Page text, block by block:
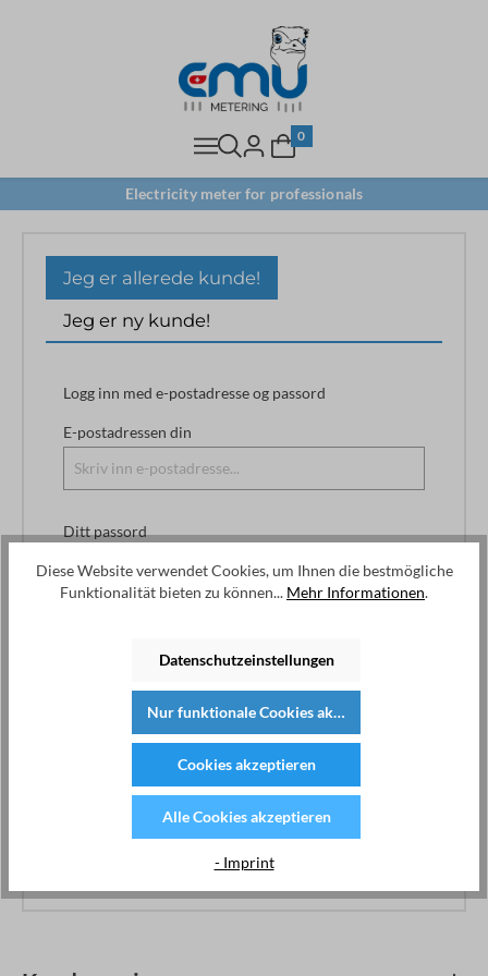
0
Electricity meter for professionals
Jeg er allerede kunde!
Jeg er ny kunde!
Logg inn med e-postadresse og passord
E-postadressen din
Ditt passord
Express shopping
Lagre data og innstillinger
Bestillingsoversikt og forsendelsesinformasjon
Administrer abonnementet på nyhetsbrevet
Diese Website verwendet Cookies, um Ihnen die bestmögliche
Funktionalität bieten zu können... Mehr Informationen.
Datenschutzeinstellungen
Nur funktionale Cookies akzeptieren
Cookies akzeptieren
Alle Cookies akzeptieren
- Imprint